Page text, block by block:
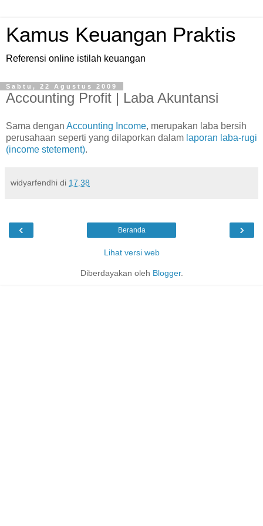
Kamus Keuangan Praktis
Referensi online istilah keuangan
Sabtu, 22 Agustus 2009
Accounting Profit | Laba Akuntansi
Sama dengan Accounting Income, merupakan laba bersih
perusahaan seperti yang dilaporkan dalam laporan laba-rugi
(income stetement).
widyarfendhi di 17.38
‹ ›
Beranda
Lihat versi web
Diberdayakan oleh Blogger.